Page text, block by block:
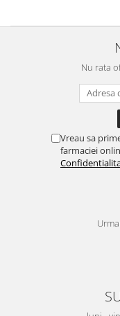
Nu rata
Vreau sa
farmaciei